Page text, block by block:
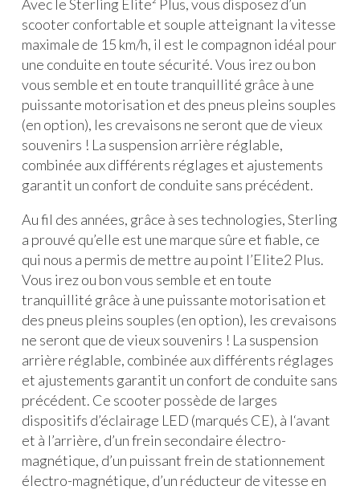
Avec le Sterling Elite² Plus, vous disposez d’un
scooter confortable et souple atteignant la vitesse
maximale de 15 km/h, il est le compagnon idéal pour
une conduite en toute sécurité. Vous irez ou bon
vous semble et en toute tranquillité grâce à une
puissante motorisation et des pneus pleins souples
(en option), les crevaisons ne seront que de vieux
souvenirs ! La suspension arrière réglable,
combinée aux différents réglages et ajustements
garantit un confort de conduite sans précédent.
Au fil des années, grâce à ses technologies, Sterling
a prouvé qu’elle est une marque sûre et fiable, ce
qui nous a permis de mettre au point l’Elite2 Plus.
Vous irez ou bon vous semble et en toute
tranquillité grâce à une puissante motorisation et
des pneus pleins souples (en option), les crevaisons
ne seront que de vieux souvenirs ! La suspension
arrière réglable, combinée aux différents réglages
et ajustements garantit un confort de conduite sans
précédent. Ce scooter possède de larges
dispositifs d’éclairage LED (marqués CE), à l‘avant
et à l’arrière, d’un frein secondaire électro-
magnétique, d’un puissant frein de stationnement
électro-magnétique, d’un réducteur de vitesse en